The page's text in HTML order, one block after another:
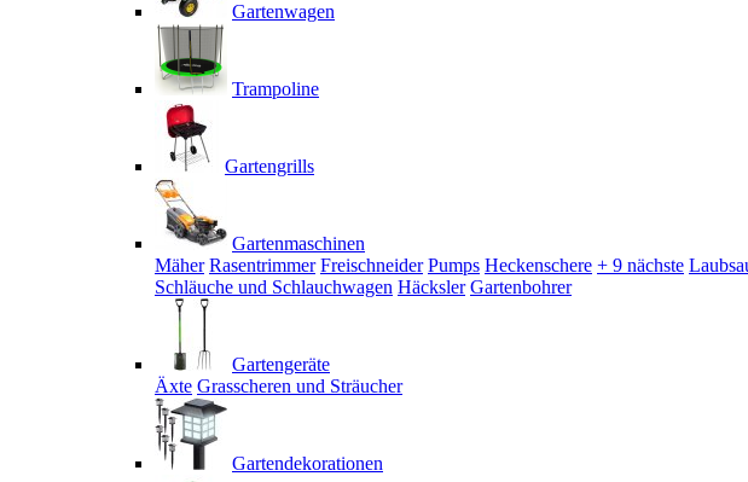
Gartenwagen
Trampoline
Gartengrills
Gartenmaschinen
Mäher Rasentrimmer Freischneider Pumps Heckenschere + 9 nächste
Schläuche und Schlauchwagen Häcksler Gartenbohrer
Gartengeräte
Äxte Grasscheren und Sträucher
Gartendekorationen